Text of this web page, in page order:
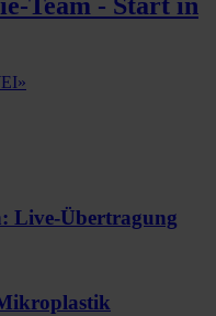
»
Live-Übertragung